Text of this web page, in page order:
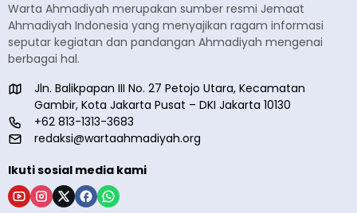
Warta Ahmadiyah merupakan sumber resmi Jemaat
Ahmadiyah Indonesia yang menyajikan ragam informasi
seputar kegiatan dan pandangan Ahmadiyah mengenai
berbagai hal.
Jln. Balikpapan III No. 27 Petojo Utara, Kecamatan
Gambir, Kota Jakarta Pusat – DKI Jakarta 10130
+62 813-1313-3683
redaksi@wartaahmadiyah.org
Ikuti sosial media kami